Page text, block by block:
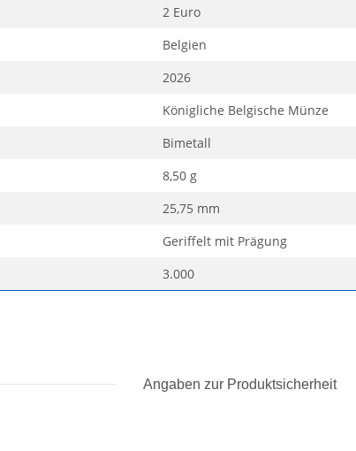
2 Euro
Belgien
2026
Königliche Belgische Münze
Bimetall
8,50 g
25,75 mm
Geriffelt mit Prägung
3.000
Angaben zur Produktsicherheit